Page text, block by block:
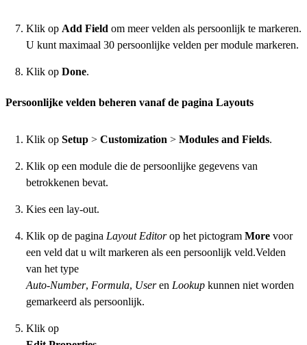
Klik op Add Field om meer velden als persoonlijk te markeren.
U kunt maximaal 30 persoonlijke velden per module markeren.
Klik op Done.
Persoonlijke velden beheren vanaf de pagina Layouts
Klik op Setup > Customization > Modules and Fields.
Klik op een module die de persoonlijke gegevens van
betrokkenen bevat.
Kies een lay-out.
Klik op de pagina Layout Editorop het pictogram More voor
een veld dat u wilt markeren als een persoonlijk veld.Velden
van het type
Auto-Number, Formula, Useren Lookup kunnen niet worden
gemarkeerd als persoonlijk.
Klik op